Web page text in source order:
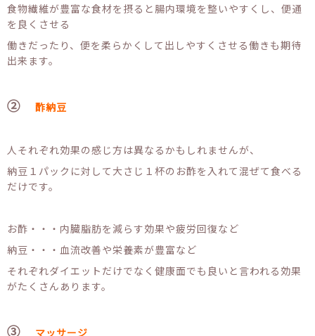
食物繊維が豊富な食材を摂ると腸内環境を整いやすくし、便通
を良くさせる
働きだったり、便を柔らかくして出しやすくさせる働きも期待
出来ます。
② 酢納豆
人それぞれ効果の感じ方は異なるかもしれませんが、
納豆１パックに対して大さじ１杯のお酢を入れて混ぜて食べる
だけです。
お酢・・・内臓脂肪を減らす効果や疲労回復など
納豆・・・血流改善や栄養素が豊富など
それぞれダイエットだけでなく健康面でも良いと言われる効果
がたくさんあります。
③ マッサージ